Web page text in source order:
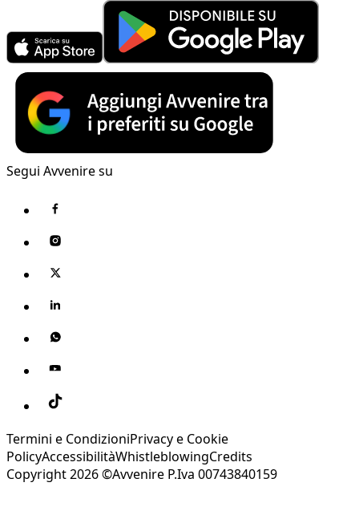
Segui Avvenire su
Termini e CondizioniPrivacy e Cookie
PolicyAccessibilitàWhistleblowingCredits
Copyright 2026 ©Avvenire P.Iva 00743840159